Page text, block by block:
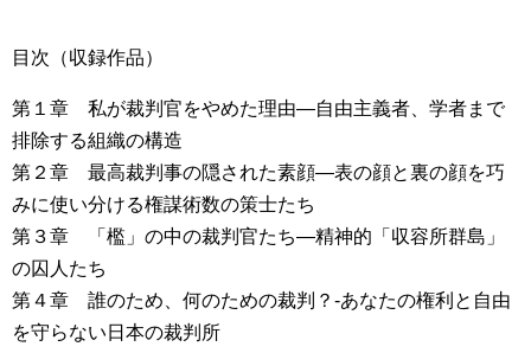
目次（収録作品）
第１章 私が裁判官をやめた理由―自由主義者、学者まで
排除する組織の構造
第２章 最高裁判事の隠された素顔―表の顔と裏の顔を巧
みに使い分ける権謀術数の策士たち
第３章 「檻」の中の裁判官たち―精神的「収容所群島」
の囚人たち
第４章 誰のため、何のための裁判？-あなたの権利と自由
を守らない日本の裁判所